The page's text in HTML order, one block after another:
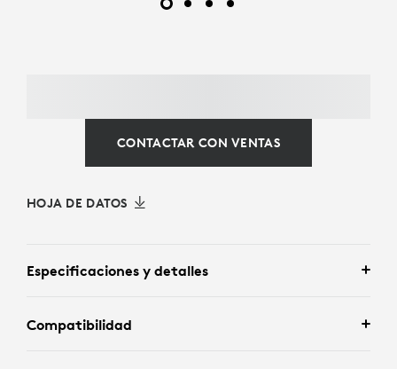
CONTACTAR CON VENTAS
HOJA DE DATOS
Especificaciones y detalles
Compatibilidad